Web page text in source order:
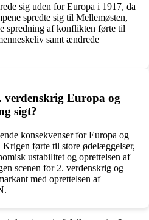
sig uden for Europa i 1917, da
spredte sig til Mellemøsten,
spredning af konflikten førte til
samt ændrede
Europa og
sigt?
konsekvenser for Europa og
Krigen førte til store ødelæggelser,
ustabilitet og oprettelsen af
scenen for 2. verdenskrig og
med oprettelsen af